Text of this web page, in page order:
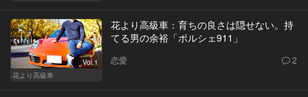
Vol.1
花より高級車
花より高級車：育ちの良さは隠せない。持
てる男の余裕「ポルシェ911」
恋愛 2